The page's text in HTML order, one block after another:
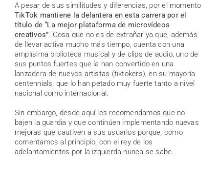
A pesar de sus similitudes y diferencias, por el momento
TikTok mantiene la delantera en esta carrera por el
título de “La mejor plataforma de microvídeos
creativos” . Cosa que no es de extrañar ya que, además
de llevar activa mucho más tiempo, cuenta con una
amplísima biblioteca musical y de clips de audio, uno de
sus puntos fuertes que la han convertido en una
lanzadera de nuevos artistas (tiktokers), en su mayoría
centennials, que lo han petado muy fuerte tanto a nivel
nacional como internacional.
Sin embargo, desde aquí les recomendamos que no
bajen la guardia y que continúen implementando nuevas
mejoras que cautiven a sus usuarios porque, como
comentamos al principio, con el rey de los
adelantamientos por la izquierda nunca se sabe.